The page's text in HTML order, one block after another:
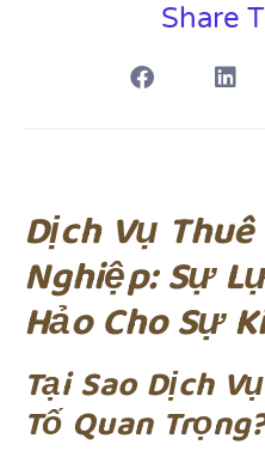
Share
Dịch Vụ Thuê
Nghiệp: Sự
Hảo Cho Sự
Tại Sao Dịch
Tố Quan